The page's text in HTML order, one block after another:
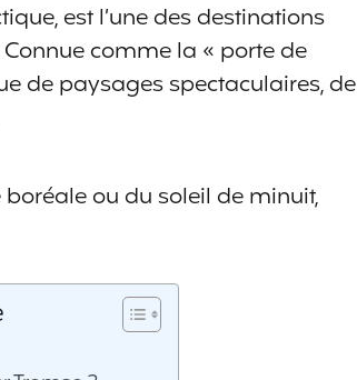
est l’une des destinations
comme la « porte de
de paysages spectaculaires, de
boréale ou du soleil de minuit,